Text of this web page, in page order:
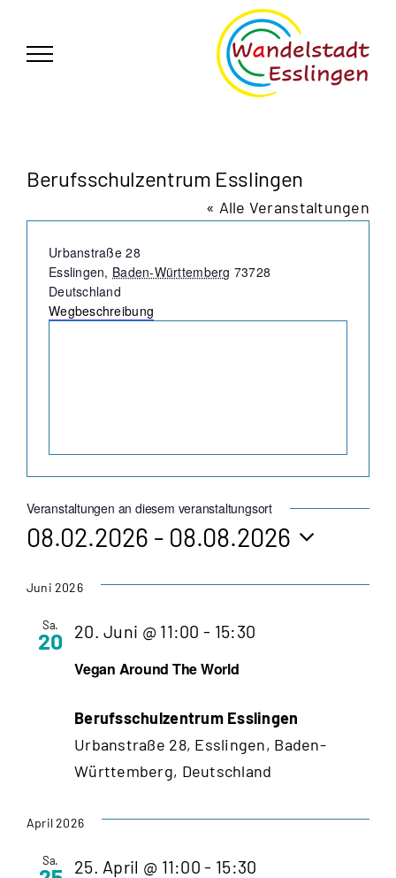
springen
Berufsschulzentrum Esslingen
« Alle Veranstaltungen
Adresse
Urbanstraße 28
Esslingen, Baden-Württemberg 73728
Deutschland
Wegbeschreibung
Veranstaltungen an diesem veranstaltungsort
08.02.2026 - 08.08.2026
wählen.
Juni 2026
Sa.
20
Vegan Around The World
20. Juni @ 11:00 - 15:30
Berufsschulzentrum Esslingen
Urbanstraße 28, Esslingen, Baden-
Württemberg, Deutschland
April 2026
Sa. 25. April @ 11:00 - 15:30